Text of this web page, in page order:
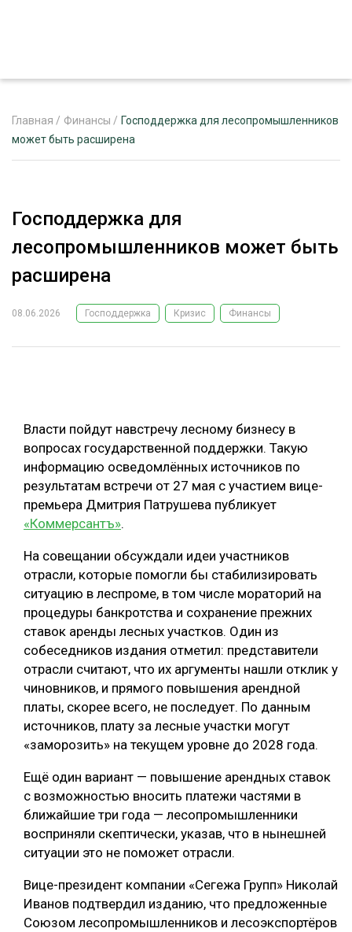
РЕКЛАМОДАТЕЛЯМ
ЛЕСНОЕ ХОЗЯЙСТВО
ЛЕСОЗАГОТОВКА
БИОЭНЕРГЕТИКА
ЛЕСОВОССТАНОВЛЕНИЕ И ЗАЩИТА
ЛОГИСТИКА
ПРОИЗВОДСТВО ДРЕВЕСНЫХ ПЛИТ
ЛЕСОПИЛЕНИЕ
ДЕРЕВЯННОЕ ДОМОСТРОЕНИЕ
БЕЗОПАСНОЕ ПРОИЗВОДСТВО
СУШКА ДРЕВЕСИНЫ
ТЕМАТИЧЕСКИЕ ПРОЕКТЫ
ПОДБОРКИ СТАТЕЙ
ЭКСПЕРТНОЕ МНЕНИЕ
Главная / Финансы / Господдержка для лесопромышленников
может быть расширена
Господдержка для
лесопромышленников может быть
расширена
08.06.2026 Господдержка Кризис Финансы
Власти пойдут навстречу лесному бизнесу в
вопросах государственной поддержки. Такую
информацию осведомлённых источников по
результатам встречи от 27 мая с участием вице-
премьера Дмитрия Патрушева публикует
«Коммерсантъ».
На совещании обсуждали идеи участников
отрасли, которые помогли бы стабилизировать
ситуацию в леспроме, в том числе мораторий на
процедуры банкротства и сохранение прежних
ставок аренды лесных участков. Один из
собеседников издания отметил: представители
отрасли считают, что их аргументы нашли отклик у
чиновников, и прямого повышения арендной
платы, скорее всего, не последует. По данным
источников, плату за лесные участки могут
«заморозить» на текущем уровне до 2028 года.
Ещё один вариант — повышение арендных ставок
с возможностью вносить платежи частями в
ближайшие три года — лесопромышленники
восприняли скептически, указав, что в нынешней
ситуации это не поможет отрасли.
Вице-президент компании «Сегежа Групп» Николай
Иванов подтвердил изданию, что предложенные
Союзом лесопромышленников и лесоэкспортёров